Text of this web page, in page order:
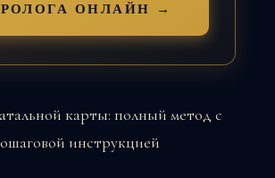
ОНЛАЙН →